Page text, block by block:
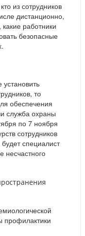
из сотрудников
дистанционно,
работники
безопасные
то
обеспечения
служба охраны
по 7 ноября
сотрудников
специалист
несчастного
профилактики